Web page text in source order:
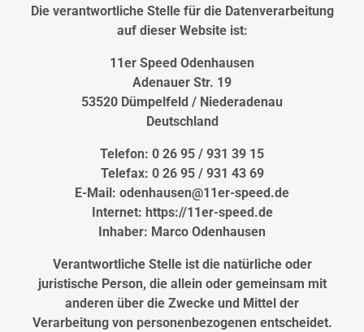
Die verantwortliche Stelle für die Datenverarbeitung
auf dieser Website ist:
11er Speed Odenhausen
Adenauer Str. 19
53520 Dümpelfeld / Niederadenau
Deutschland
Telefon: 0 26 95 / 931 39 15
Telefax: 0 26 95 / 931 43 69
E-Mail: odenhausen@11er-speed.de
Internet: https://11er-speed.de
Inhaber: Marco Odenhausen
Verantwortliche Stelle ist die natürliche oder
juristische Person, die allein oder gemeinsam mit
anderen über die Zwecke und Mittel der
Verarbeitung von personenbezogenen entscheidet.